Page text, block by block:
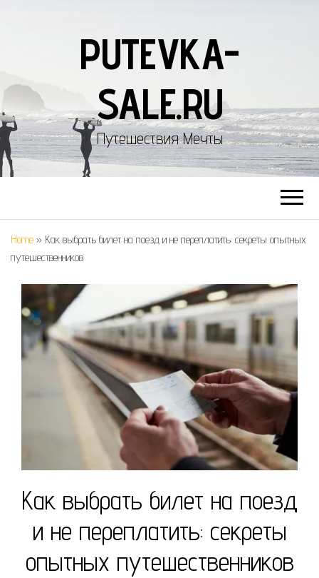
PUTEVKA-
SALE.RU
Путешествия Мечты
Home » Как выбрать билет на поезд и не переплатить: секреты опытных
путешественников
Как выбрать билет на поезд
и не переплатить: секреты
опытных путешественников